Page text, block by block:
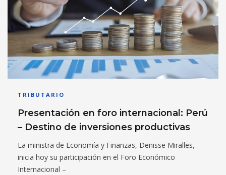
TRIBUTARIO
Presentación en foro internacional: Perú
– Destino de inversiones productivas
La ministra de Economía y Finanzas, Denisse Miralles,
inicia hoy su participación en el Foro Económico
Internacional –